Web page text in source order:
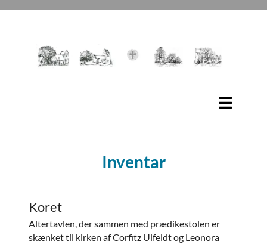
Inventar
Koret
Altertavlen, der sammen med prædikestolen er
skænket til kirken af Corfitz Ulfeldt og Leonora